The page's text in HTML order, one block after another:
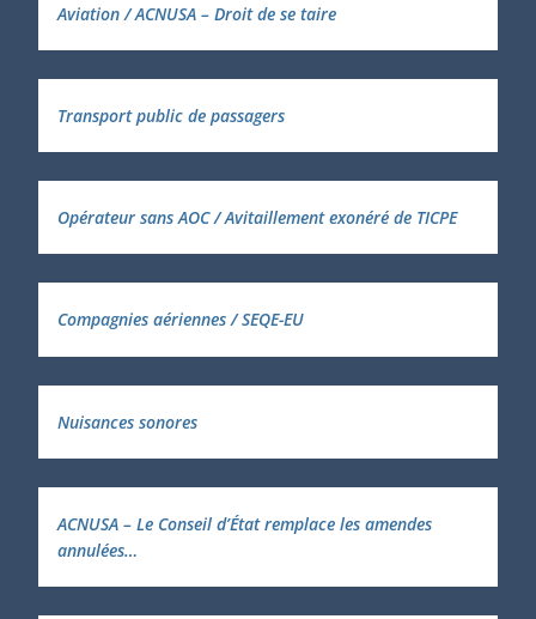
Aviation / ACNUSA – Droit de se taire
Transport public de passagers
Opérateur sans AOC / Avitaillement exonéré de TICPE
Compagnies aériennes / SEQE-EU
Nuisances sonores
ACNUSA – Le Conseil d’État remplace les amendes
annulées…